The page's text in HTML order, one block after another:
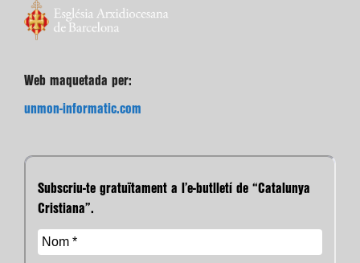
Web maquetada per:
unmon-informatic.com
Subscriu-te gratuïtament a l’e-butlletí de “Catalunya
Cristiana”.